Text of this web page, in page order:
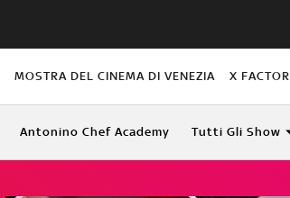
MOSTRA DEL CINEMA DI VENEZIA X FACTOR
Antonino Chef Academy Tutti Gli Show